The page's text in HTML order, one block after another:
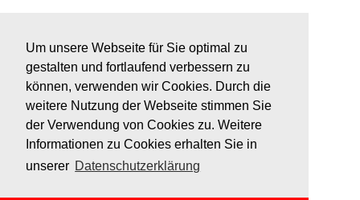
Um unsere Webseite für Sie optimal zu
gestalten und fortlaufend verbessern zu
können, verwenden wir Cookies. Durch die
weitere Nutzung der Webseite stimmen Sie
der Verwendung von Cookies zu. Weitere
Informationen zu Cookies erhalten Sie in
unserer Datenschutzerklärung